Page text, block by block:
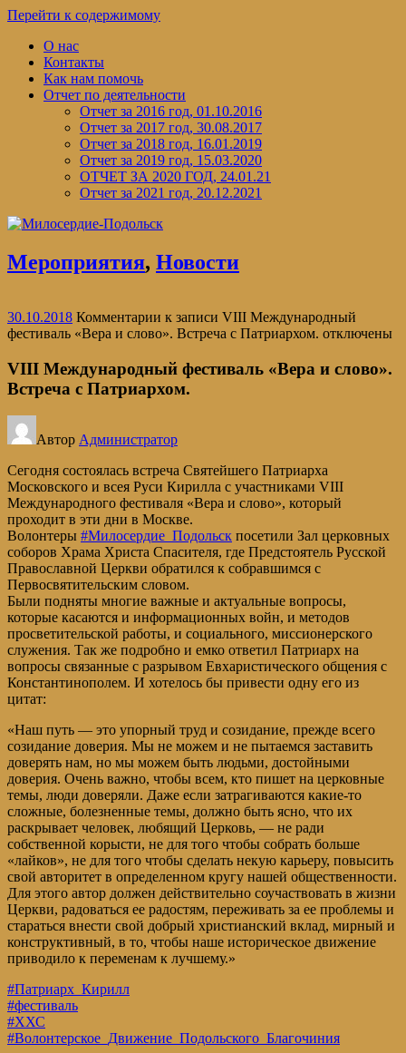
Перейти к содержимому
О нас
Контакты
Как нам помочь
Отчет по деятельности
Отчет за 2016 год, 01.10.2016
Отчет за 2017 год, 30.08.2017
Отчет за 2018 год, 16.01.2019
Отчет за 2019 год, 15.03.2020
ОТЧЕТ ЗА 2020 ГОД, 24.01.21
Отчет за 2021 год, 20.12.2021
Мероприятия, Новости
30.10.2018 Комментарии к записи VIII Международный
фестиваль «Вера и слово». Встреча с Патриархом. отключены
VIII Международный фестиваль «Вера и слово».
Встреча с Патриархом.
Автор Администратор
Сегодня состоялась встреча Святейшего Патриарха
Московского и всея Руси Кирилла с участниками VIII
Международного фестиваля «Вера и слово», который
проходит в эти дни в Москве.
Волонтеры #Милосердие_Подольск посетили Зал церковных
соборов Храма Христа Спасителя, где Предстоятель Русской
Православной Церкви обратился к собравшимся с
Первосвятительским словом.
Были подняты многие важные и актуальные вопросы,
которые касаются и информационных войн, и методов
просветительской работы, и социального, миссионерского
служения. Так же подробно и емко ответил Патриарх на
вопросы связанные с разрывом Евхаристического общения с
Константинополем. И хотелось бы привести одну его из
цитат:
«Наш путь — это упорный труд и созидание, прежде всего
созидание доверия. Мы не можем и не пытаемся заставить
доверять нам, но мы можем быть людьми, достойными
доверия. Очень важно, чтобы всем, кто пишет на церковные
темы, люди доверяли. Даже если затрагиваются какие-то
сложные, болезненные темы, должно быть ясно, что их
раскрывает человек, любящий Церковь, — не ради
собственной корысти, не для того чтобы собрать больше
«лайков», не для того чтобы сделать некую карьеру, повысить
свой авторитет в определенном кругу нашей общественности.
Для этого автор должен действительно соучаствовать в жизни
Церкви, радоваться ее радостям, переживать за ее проблемы и
стараться внести свой добрый христианский вклад, мирный и
конструктивный, в то, чтобы наше историческое движение
приводило к переменам к лучшему.»
#Патриарх_Кирилл
#фестиваль
#ХХС
#Волонтерское_Движение_Подольского_Благочиния